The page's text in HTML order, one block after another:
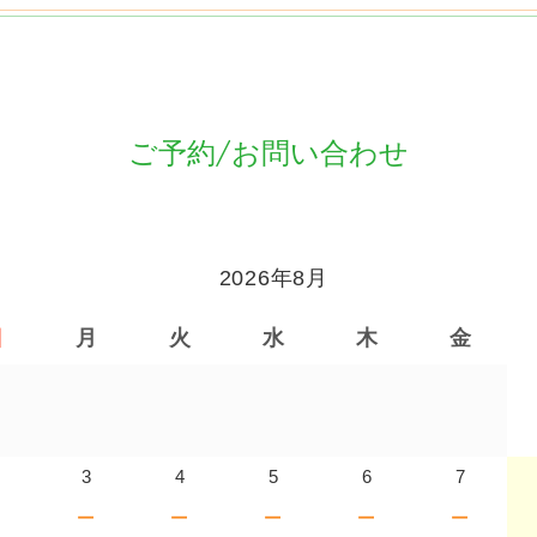
ご予約/お問い合わせ
2026年8月
月 火 水 木 金
3
－
4
－
5
－
6
－
7
－